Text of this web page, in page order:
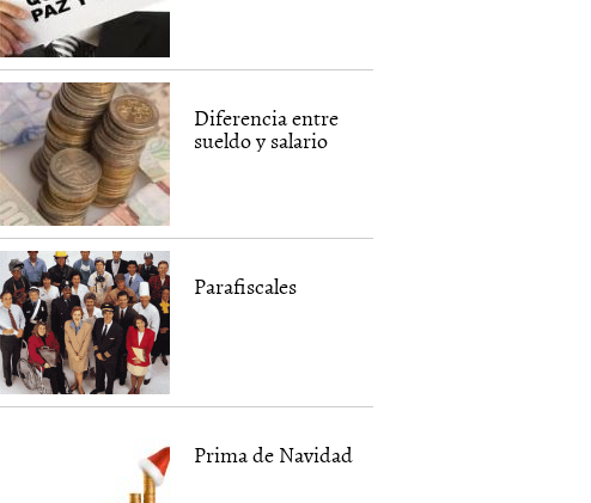
Diferencia entre
sueldo y salario
Parafiscales
Prima de Navidad